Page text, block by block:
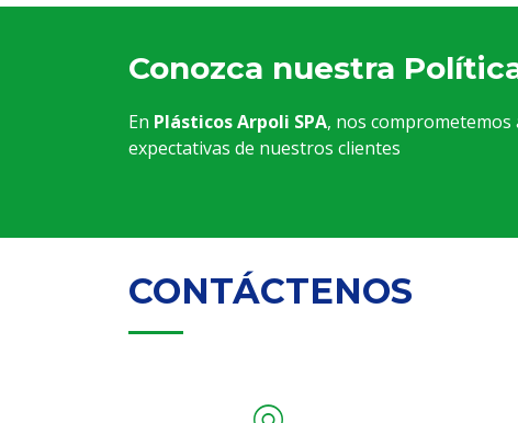
Conozca nuestra
En Plásticos Arpoli SPA, nos
expectativas de nuestros clientes
CONTÁCTENOS